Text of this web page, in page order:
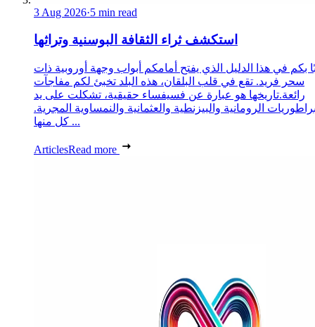
3 Aug 2026·5 min read
استكشف ثراء الثقافة البوسنية وتراثها
بكم في هذا الدليل الذي يفتح أمامكم أبواب وجهة أوروبية ذات
سحر فريد. تقع في قلب البلقان، هذه البلد تخبئ لكم مفاجآت
رائعة.تاريخها هو عبارة عن فسيفساء حقيقية، تشكلت على يد
الرومانية والبيزنطية والعثمانية والنمساوية المجرية.
كل منها ...
ArticlesRead more